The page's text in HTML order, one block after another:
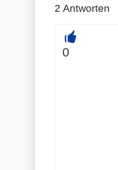
2 Antworten
+
0